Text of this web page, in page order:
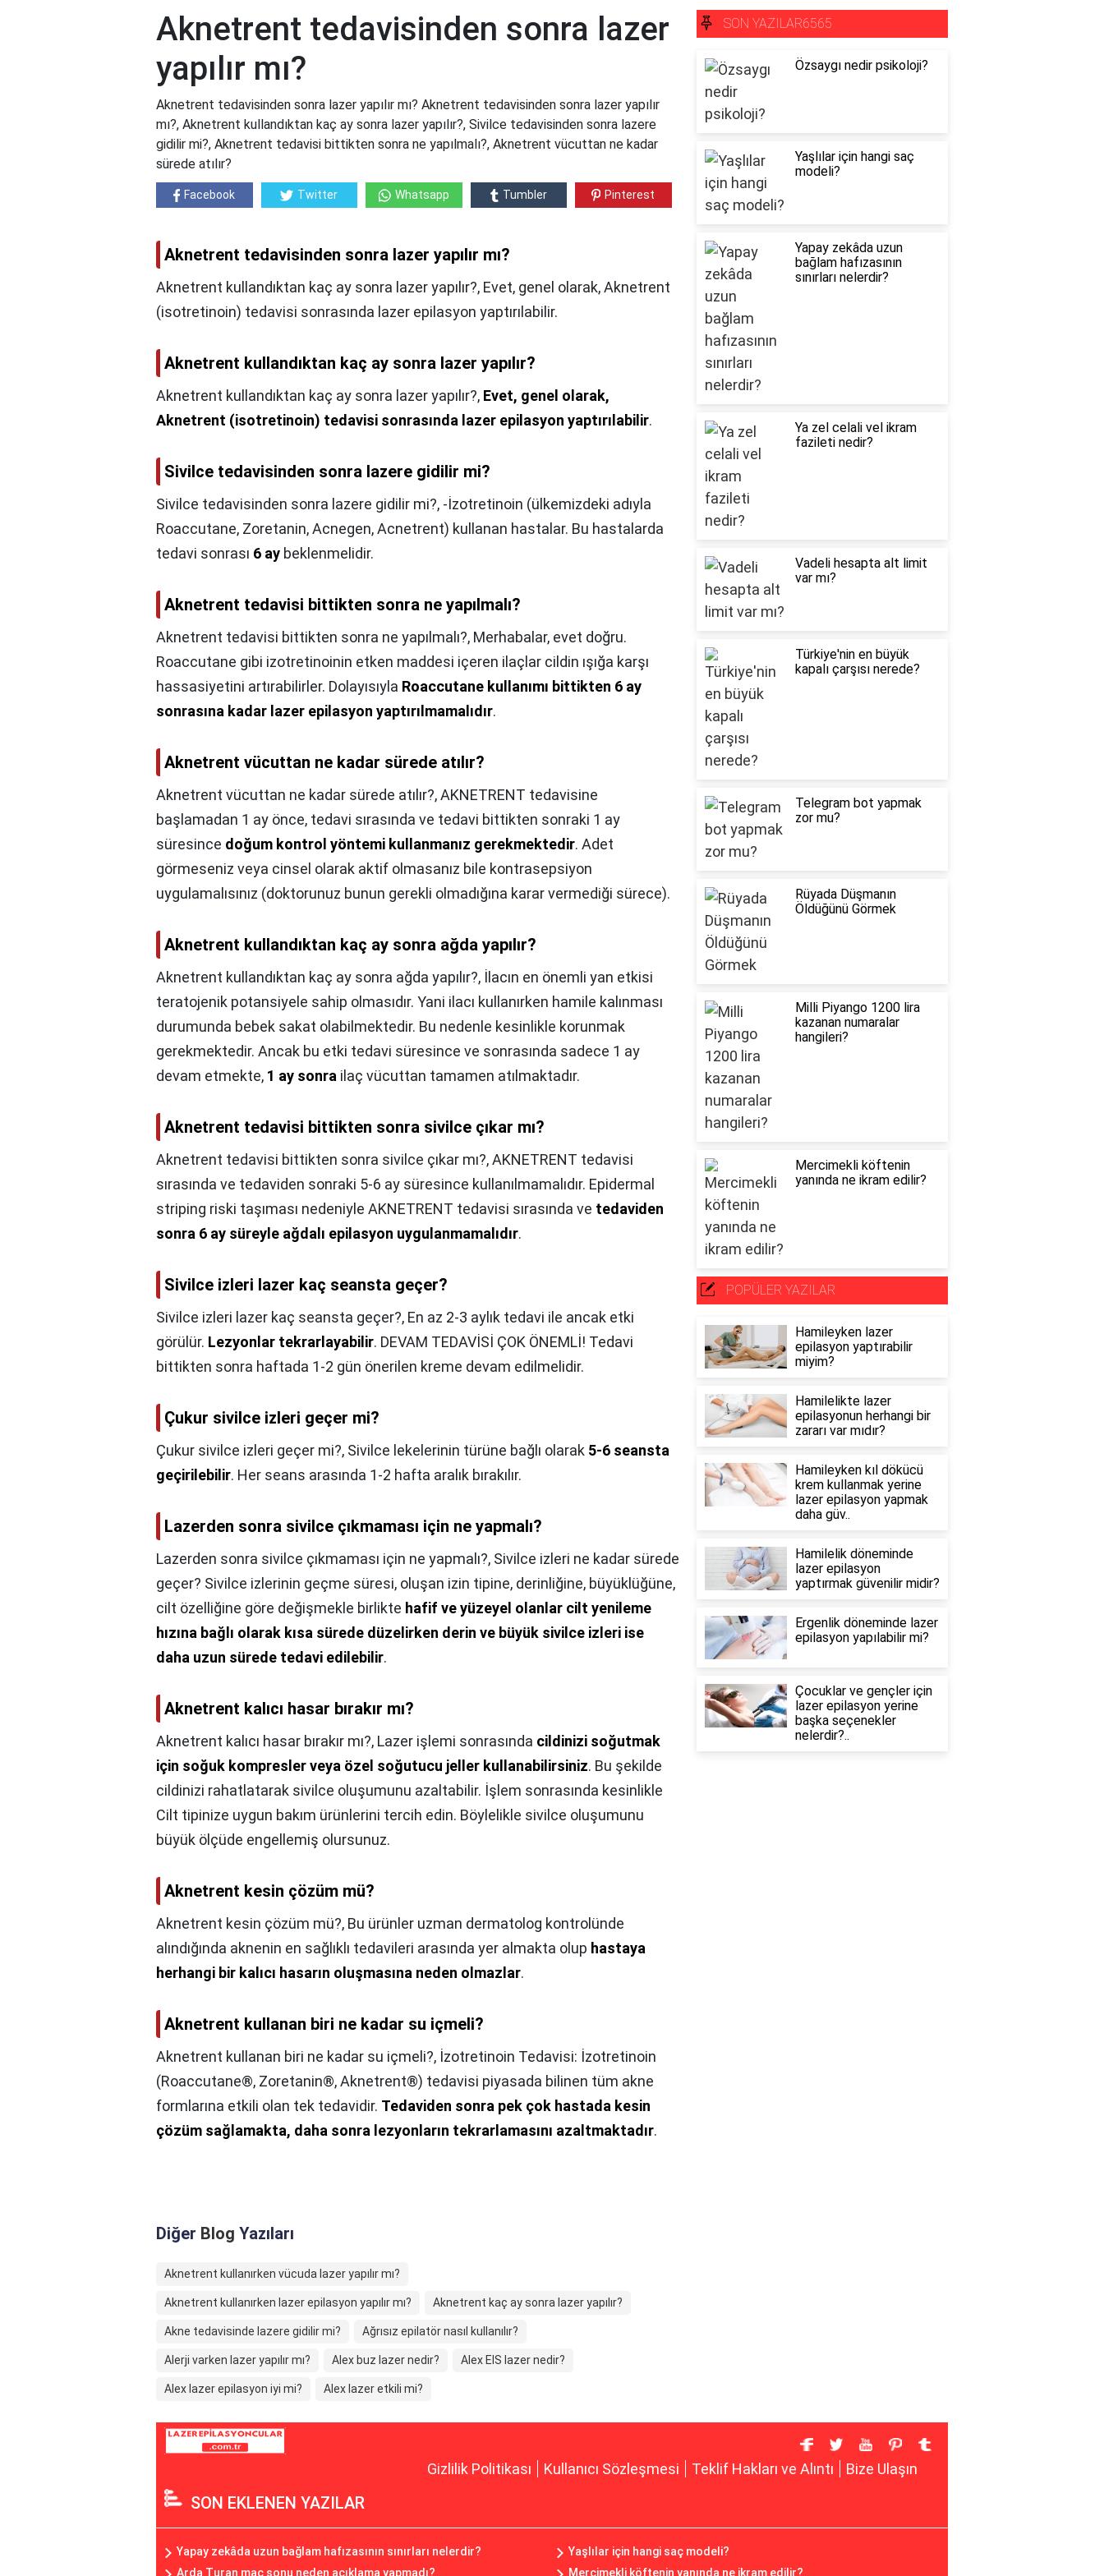
Aknetrent tedavisinden sonra lazer
yapılır mı?
Aknetrent tedavisinden sonra lazer yapılır mı? Aknetrent tedavisinden sonra lazer yapılır
mı?, Aknetrent kullandıktan kaç ay sonra lazer yapılır?, Sivilce tedavisinden sonra lazere
gidilir mi?, Aknetrent tedavisi bittikten sonra ne yapılmalı?, Aknetrent vücuttan ne kadar
sürede atılır?
Facebook Twitter Whatsapp Tumbler Pinterest
Aknetrent tedavisinden sonra lazer yapılır mı?
Aknetrent kullandıktan kaç ay sonra lazer yapılır?, Evet, genel olarak, Aknetrent
(isotretinoin) tedavisi sonrasında lazer epilasyon yaptırılabilir.
Aknetrent kullandıktan kaç ay sonra lazer yapılır?
Aknetrent kullandıktan kaç ay sonra lazer yapılır?, Evet, genel olarak,
Aknetrent (isotretinoin) tedavisi sonrasında lazer epilasyon yaptırılabilir.
Sivilce tedavisinden sonra lazere gidilir mi?
Sivilce tedavisinden sonra lazere gidilir mi?, -İzotretinoin (ülkemizdeki adıyla
Roaccutane, Zoretanin, Acnegen, Acnetrent) kullanan hastalar. Bu hastalarda
tedavi sonrası 6 ay beklenmelidir.
Aknetrent tedavisi bittikten sonra ne yapılmalı?
Aknetrent tedavisi bittikten sonra ne yapılmalı?, Merhabalar, evet doğru.
Roaccutane gibi izotretinoinin etken maddesi içeren ilaçlar cildin ışığa karşı
hassasiyetini artırabilirler. Dolayısıyla Roaccutane kullanımı bittikten 6 ay
sonrasına kadar lazer epilasyon yaptırılmamalıdır.
Aknetrent vücuttan ne kadar sürede atılır?
Aknetrent vücuttan ne kadar sürede atılır?,AKNETRENT tedavisine
başlamadan 1 ay önce, tedavi sırasında ve tedavi bittikten sonraki 1 ay
süresince doğum kontrol yöntemi kullanmanız gerekmektedir. Adet
görmeseniz veya cinsel olarak aktif olmasanız bile kontrasepsiyon
uygulamalısınız (doktorunuz bunun gerekli olmadığına karar vermediği sürece).
Aknetrent kullandıktan kaç ay sonra ağda yapılır?
Aknetrent kullandıktan kaç ay sonra ağda yapılır?, İlacın en önemli yan etkisi
teratojenik potansiyele sahip olmasıdır. Yani ilacı kullanırken hamile kalınması
durumunda bebek sakat olabilmektedir. Bu nedenle kesinlikle korunmak
gerekmektedir. Ancak bu etki tedavi süresince ve sonrasında sadece 1 ay
devam etmekte, 1 ay sonra ilaç vücuttan tamamen atılmaktadır.
Aknetrent tedavisi bittikten sonra sivilce çıkar mı?
Aknetrent tedavisi bittikten sonra sivilce çıkar mı?,AKNETRENT tedavisi
sırasında ve tedaviden sonraki 5-6 ay süresince kullanılmamalıdır. Epidermal
striping riski taşıması nedeniyle AKNETRENT tedavisi sırasında ve tedaviden
sonra 6 ay süreyle ağdalı epilasyon uygulanmamalıdır.
Sivilce izleri lazer kaç seansta geçer?
Sivilce izleri lazer kaç seansta geçer?, En az 2-3 aylık tedavi ile ancak etki
görülür. Lezyonlar tekrarlayabilir. DEVAM TEDAVİSİ ÇOK ÖNEMLİ! Tedavi
bittikten sonra haftada 1-2 gün önerilen kreme devam edilmelidir.
Çukur sivilce izleri geçer mi?
Çukur sivilce izleri geçer mi?, Sivilce lekelerinin türüne bağlı olarak 5-6 seansta
geçirilebilir. Her seans arasında 1-2 hafta aralık bırakılır.
Lazerden sonra sivilce çıkmaması için ne yapmalı?
Lazerden sonra sivilce çıkmaması için ne yapmalı?, Sivilce izleri ne kadar sürede
geçer? Sivilce izlerinin geçme süresi, oluşan izin tipine, derinliğine, büyüklüğüne,
cilt özelliğine göre değişmekle birlikte hafif ve yüzeyel olanlar cilt yenileme
hızına bağlı olarak kısa sürede düzelirken derin ve büyük sivilce izleri ise
daha uzun sürede tedavi edilebilir.
Aknetrent kalıcı hasar bırakır mı?
Aknetrent kalıcı hasar bırakır mı?, Lazer işlemi sonrasında cildinizi soğutmak
için soğuk kompresler veya özel soğutucu jeller kullanabilirsiniz. Bu şekilde
cildinizi rahatlatarak sivilce oluşumunu azaltabilir. İşlem sonrasında kesinlikle
Cilt tipinize uygun bakım ürünlerini tercih edin. Böylelikle sivilce oluşumunu
büyük ölçüde engellemiş olursunuz.
Aknetrent kesin çözüm mü?
Aknetrent kesin çözüm mü?, Bu ürünler uzman dermatolog kontrolünde
alındığında aknenin en sağlıklı tedavileri arasında yer almakta olup hastaya
herhangi bir kalıcı hasarın oluşmasına neden olmazlar.
Aknetrent kullanan biri ne kadar su içmeli?
Aknetrent kullanan biri ne kadar su içmeli?, İzotretinoin Tedavisi: İzotretinoin
(Roaccutane®, Zoretanin®, Aknetrent®) tedavisi piyasada bilinen tüm akne
formlarına etkili olan tek tedavidir. Tedaviden sonra pek çok hastada kesin
çözüm sağlamakta, daha sonra lezyonların tekrarlamasını azaltmaktadır.
Diğer Blog Yazıları
Aknetrent kullanırken vücuda lazer yapılır mı?
Aknetrent kullanırken lazer epilasyon yapılır mı? Aknetrent kaç ay sonra lazer yapılır?
Akne tedavisinde lazere gidilir mi? Ağrısız epilatör nasıl kullanılır?
Alerji varken lazer yapılır mı? Alex buz lazer nedir? Alex EIS lazer nedir?
Alex lazer epilasyon iyi mi? Alex lazer etkili mi?
SON YAZILAR6565
Özsaygı nedir psikoloji?
Yaşlılar için hangi saç
modeli?
Yapay zekâda uzun
bağlam hafızasının
sınırları nelerdir?
Ya zel celali vel ikram
fazileti nedir?
Vadeli hesapta alt limit
var mı?
Türkiye'nin en büyük
kapalı çarşısı nerede?
Telegram bot yapmak
zor mu?
Rüyada Düşmanın
Öldüğünü Görmek
Milli Piyango 1200 lira
kazanan numaralar
hangileri?
Mercimekli köftenin
yanında ne ikram edilir?
POPÜLER YAZILAR
Hamileyken lazer
epilasyon yaptırabilir
miyim?
Hamilelikte lazer
epilasyonun herhangi bir
zararı var mıdır?
Hamileyken kıl dökücü
krem kullanmak yerine
lazer epilasyon yapmak
daha güv..
Hamilelik döneminde
lazer epilasyon
yaptırmak güvenilir midir?
Ergenlik döneminde lazer
epilasyon yapılabilir mi?
Çocuklar ve gençler için
lazer epilasyon yerine
başka seçenekler
nelerdir?..
Gizlilik Politikası Kullanıcı Sözleşmesi Teklif Hakları ve Alıntı Bize Ulaşın
SON EKLENEN YAZILAR
Yapay zekâda uzun bağlam hafızasının sınırları nelerdir?
Yaşlılar için hangi saç modeli?
Arda Turan maç sonu neden açıklama yapmadı?
Mercimekli köftenin yanında ne ikram edilir?